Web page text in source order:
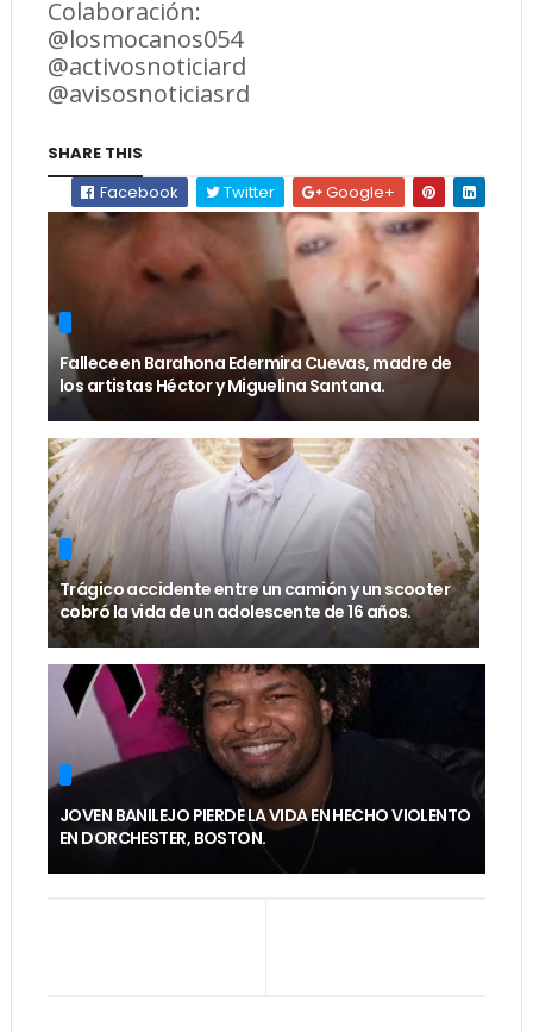
Colaboración:
@losmocanos054
@activosnoticiard
@avisosnoticiasrd
SHARE THIS
Facebook
Twitter Google+
Fallece en Barahona Edermira Cuevas, madre de
los artistas Héctor y Miguelina Santana.
Trágico accidente entre un camión y un scooter
cobró la vida de un adolescente de 16 años.
JOVEN BANILEJO PIERDE LA VIDA EN HECHO VIOLENTO
EN DORCHESTER, BOSTON.